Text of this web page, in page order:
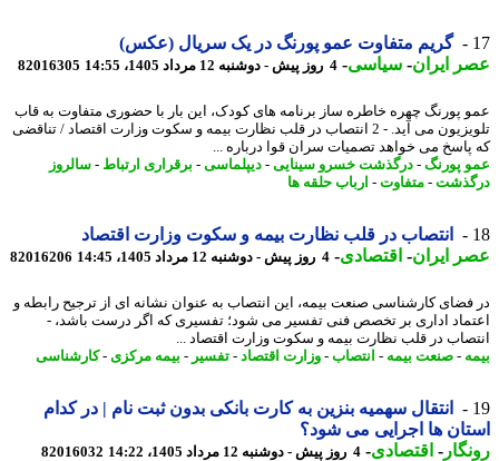
گریم متفاوت عمو پورنگ در یک سریال (عکس)
ایران- سیاسی-4 روز پیش - دوشنبه 12 مرداد 1405، 14:55 82016305
پورنگ چهره خاطره ساز برنامه های کودک، این بار با حضوری متفاوت به قاب
تلویزیون می آید. - 2 انتصاب در قلب نظارت بیمه و سکوت وزارت اقتصاد / تناقضی
می خواهد تصمیات سران قوا درباره ...
پورنگ-درگذشت خسرو سینایی-دیپلماسی-برقراری ارتباط -سالروز
-متفاوت-ارباب حلقه ها
انتصاب در قلب نظارت بیمه و سکوت وزارت اقتصاد
ایران- اقتصادی-4 روز پیش - دوشنبه 12 مرداد 1405، 14:45 82016206
کارشناسی صنعت بیمه، این انتصاب به عنوان نشانه ای از ترجیح رابطه و
اداری بر تخصص فنی تفسیر می شود؛ تفسیری که اگر درست باشد، -
در قلب نظارت بیمه و سکوت وزارت اقتصاد ...
-صنعت بیمه -انتصاب-وزارت اقتصاد-تفسیر-بیمه مرکزی - کارشناسی
انتقال سهمیه بنزین به کارت بانکی بدون ثبت نام | در کدام
ها اجرایی می شود؟
-اقتصادی-4 روز پیش - دوشنبه 12 مرداد 1405، 14:22 82016032